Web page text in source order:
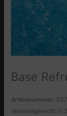
Base
Artikelnummer:
Versandgewicht: